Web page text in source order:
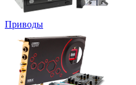
Приводы